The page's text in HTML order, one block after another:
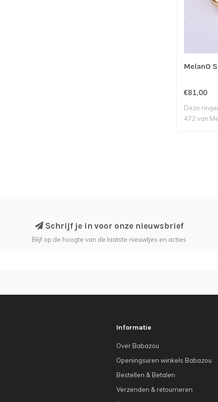
MelanO
€81,00
Deze
472 van
Schrijf je in voor onze nieuwsbrief
Blijf op de hoogte van de laatste nieuwtjes en acties
Informatie
Over Babazou
Openingsuren winkels Babazou
Bestellen & Betalen
Verzenden & retourneren